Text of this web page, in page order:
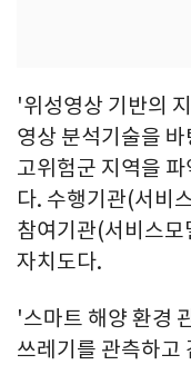
'위성영상 기반의
영상 분석기술을
고위험군 지역을
다. 수행기관(서비
참여기관(서비스
자치도다.
'스마트 해양 환경
쓰레기를 관측하고